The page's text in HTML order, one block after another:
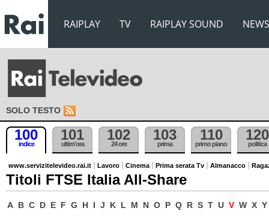
RAIPLAY TV RAIPLAY SOUND NEWS
SOLO TESTO
100
indice
101
ultim'ora
102
24 ore
103
prima
110
primo piano
120
politica
www.servizitelevideo.rai.it Lavoro Cinema Prima serata Tv Almanacco
Titoli FTSE Italia All-Share
A B C D E F G H I J K L M N O P Q R S T U V W X Y